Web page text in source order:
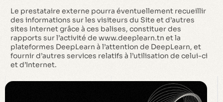
Le prestataire externe pourra éventuellement recueillir
des informations sur les visiteurs du Site et d’autres
sites Internet grâce à ces balises, constituer des
rapports sur l’activité de www.deeplearn.tn et la
plateformes DeepLearn à l’attention de DeepLearn, et
fournir d’autres services relatifs à l’utilisation de celui-ci
et d’Internet.